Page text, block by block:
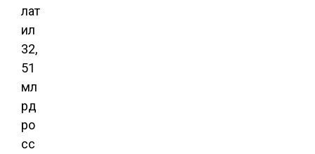
лат
ил
32,
51
мл
рд
ро
сс